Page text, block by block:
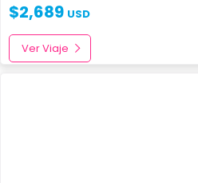
$2,689 USD
Ver Viaje